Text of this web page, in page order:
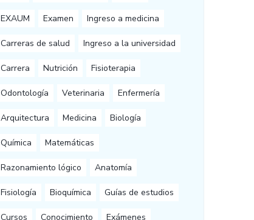
EXAUM Examen Ingreso a medicina
Carreras de salud Ingreso a la universidad
Carrera Nutrición Fisioterapia
Odontología Veterinaria Enfermería
Arquitectura Medicina Biología
Química Matemáticas
Razonamiento lógico Anatomía
Fisiología Bioquímica Guías de estudios
Cursos Conocimiento Exámenes